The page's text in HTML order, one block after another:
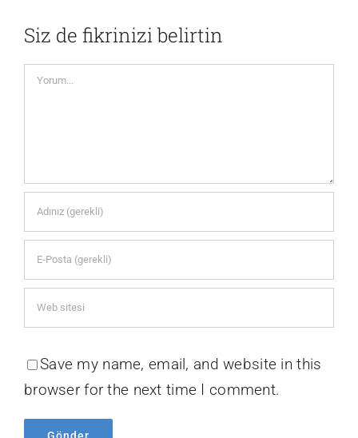
Siz de fikrinizi belirtin
Yorum
Save my name, email, and website in this
browser for the next time I comment.